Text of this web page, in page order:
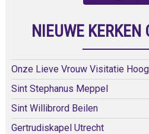
NIEUWE KERKEN
Onze Lieve Vrouw Visitatie
Sint Stephanus Meppel
Sint Willibrord Beilen
Gertrudiskapel Utrecht